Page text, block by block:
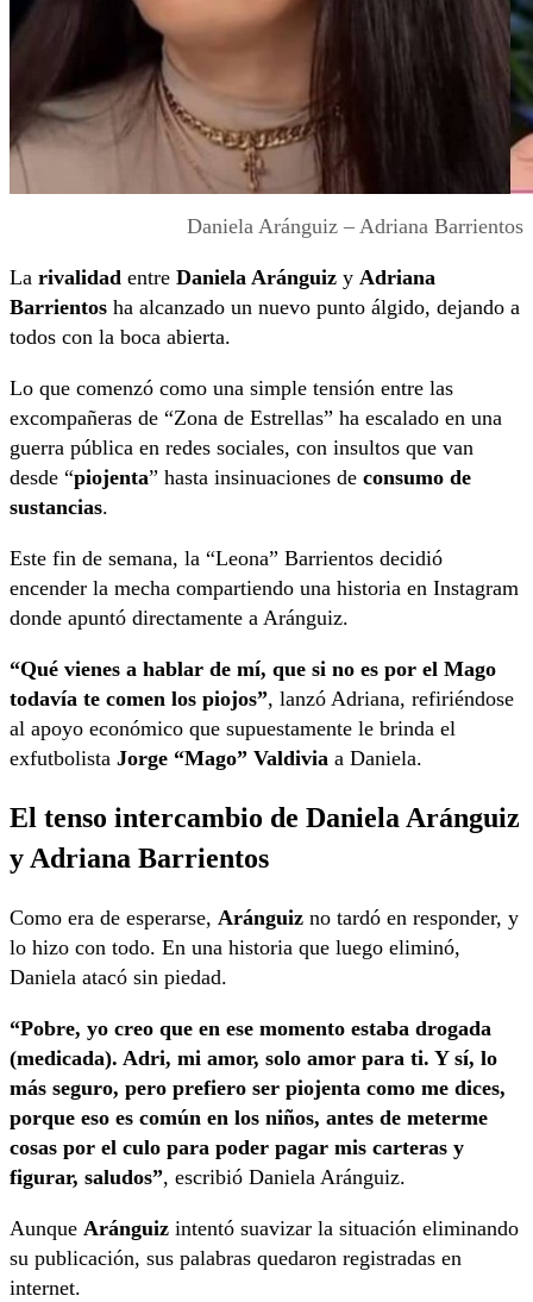
Daniela Aránguiz – Adriana Barrientos
La rivalidad entre Daniela Aránguiz y Adriana
Barrientos ha alcanzado un nuevo punto álgido, dejando a
todos con la boca abierta.
Lo que comenzó como una simple tensión entre las
excompañeras de “Zona de Estrellas” ha escalado en una
guerra pública en redes sociales, con insultos que van
desde “piojenta” hasta insinuaciones de consumo de
sustancias.
Este fin de semana, la “Leona” Barrientos decidió
encender la mecha compartiendo una historia en Instagram
donde apuntó directamente a Aránguiz.
“Qué vienes a hablar de mí, que si no es por el Mago
todavía te comen los piojos”, lanzó Adriana, refiriéndose
al apoyo económico que supuestamente le brinda el
exfutbolista Jorge “Mago” Valdivia a Daniela.
El tenso intercambio de Daniela Aránguiz
y Adriana Barrientos
Como era de esperarse, Aránguiz no tardó en responder, y
lo hizo con todo. En una historia que luego eliminó,
Daniela atacó sin piedad.
“Pobre, yo creo que en ese momento estaba drogada
(medicada). Adri, mi amor, solo amor para ti. Y sí, lo
más seguro, pero prefiero ser piojenta como me dices,
porque eso es común en los niños, antes de meterme
cosas por el culo para poder pagar mis carteras y
figurar, saludos”, escribió Daniela Aránguiz.
Aunque Aránguiz intentó suavizar la situación eliminando
su publicación, sus palabras quedaron registradas en
internet.